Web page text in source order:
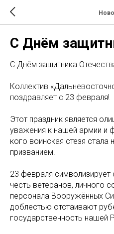
С Днём
С Днём защитника
Коллектив
поздравляет с 23 февраля!
Этот праздник является
уважения к нашей армии и
кого воинская стезя
призванием.
23 февраля
честь ветеранов, личного
персонала Вооружённых
доблестью отстаивают
государственность нашей